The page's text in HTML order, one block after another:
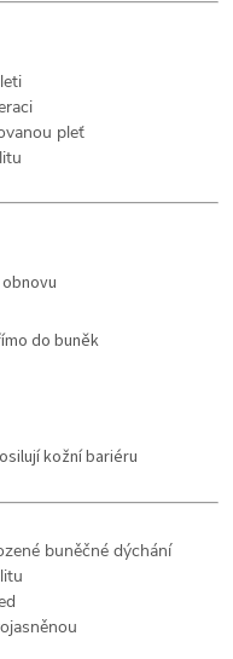
pleť
do buněk
kožní bariéru
buněčné dýchání